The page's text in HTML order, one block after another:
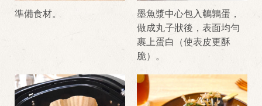
準備食材。
墨魚漿中心包入鵪鶉蛋，
做成丸子狀後，表面均勻
裹上蛋白（使表皮更酥
脆）。